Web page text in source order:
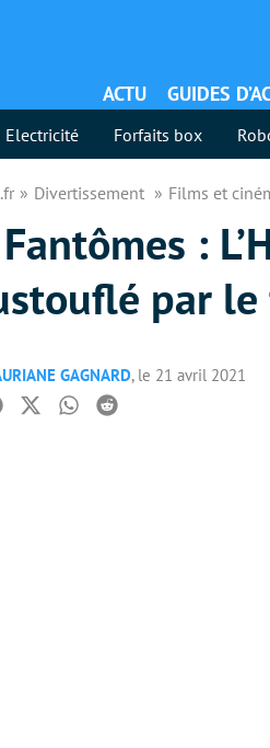
ACTU GUIDES
Electricité Forfaits box
Divertissement Films et
Fantômes :
par
GAGNARD, le 21 avril 2021
TwitterWhatsapp
Reddit